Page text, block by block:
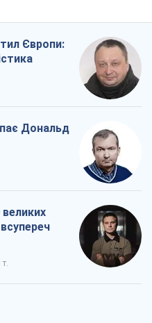
Європи:
Дональд
великих
т.